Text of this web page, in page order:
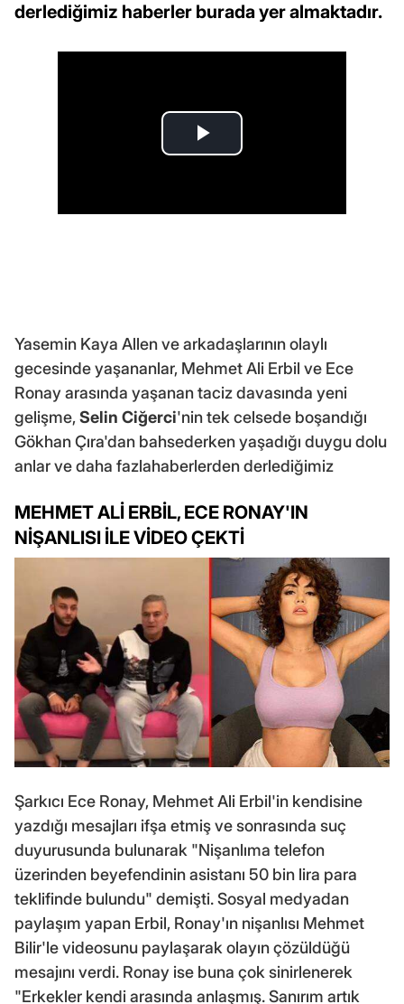
derlediğimiz haberler burada yer almaktadır.
Yasemin Kaya Allen ve arkadaşlarının olaylı
gecesinde yaşananlar, Mehmet Ali Erbil ve Ece
Ronay arasında yaşanan taciz davasında yeni
gelişme,Selin Ciğerci'nin tek celsede boşandığı
Gökhan Çıra'dan bahsederken yaşadığı duygu dolu
anlar ve daha fazlahaberlerden derlediğimiz
MEHMET ALİ ERBİL, ECE RONAY'IN
NİŞANLISI İLE VİDEO ÇEKTİ
Şarkıcı Ece Ronay, Mehmet Ali Erbil'in kendisine
yazdığı mesajları ifşa etmiş ve sonrasında suç
duyurusunda bulunarak "Nişanlıma telefon
üzerinden beyefendinin asistanı 50 bin lira para
teklifinde bulundu" demişti. Sosyal medyadan
paylaşım yapan Erbil, Ronay'ın nişanlısı Mehmet
Bilir'le videosunu paylaşarak olayın çözüldüğü
mesajını verdi. Ronay ise buna çok sinirlenerek
"Erkekler kendi arasında anlaşmış. Sanırım artık